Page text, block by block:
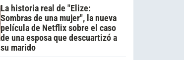
La historia real de "Elize:
Sombras de una mujer", la nueva
película de Netflix sobre el caso
de una esposa que descuartizó a
su marido